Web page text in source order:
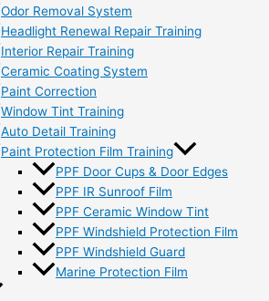
Odor Removal System
Headlight Renewal Repair Training
Interior Repair Training
Ceramic Coating System
Paint Correction
Window Tint Training
Auto Detail Training
Paint Protection Film Training
PPF Door Cups & Door Edges
PPF IR Sunroof Film
PPF Ceramic Window Tint
PPF Windshield Protection Film
PPF Windshield Guard
Marine Protection Film